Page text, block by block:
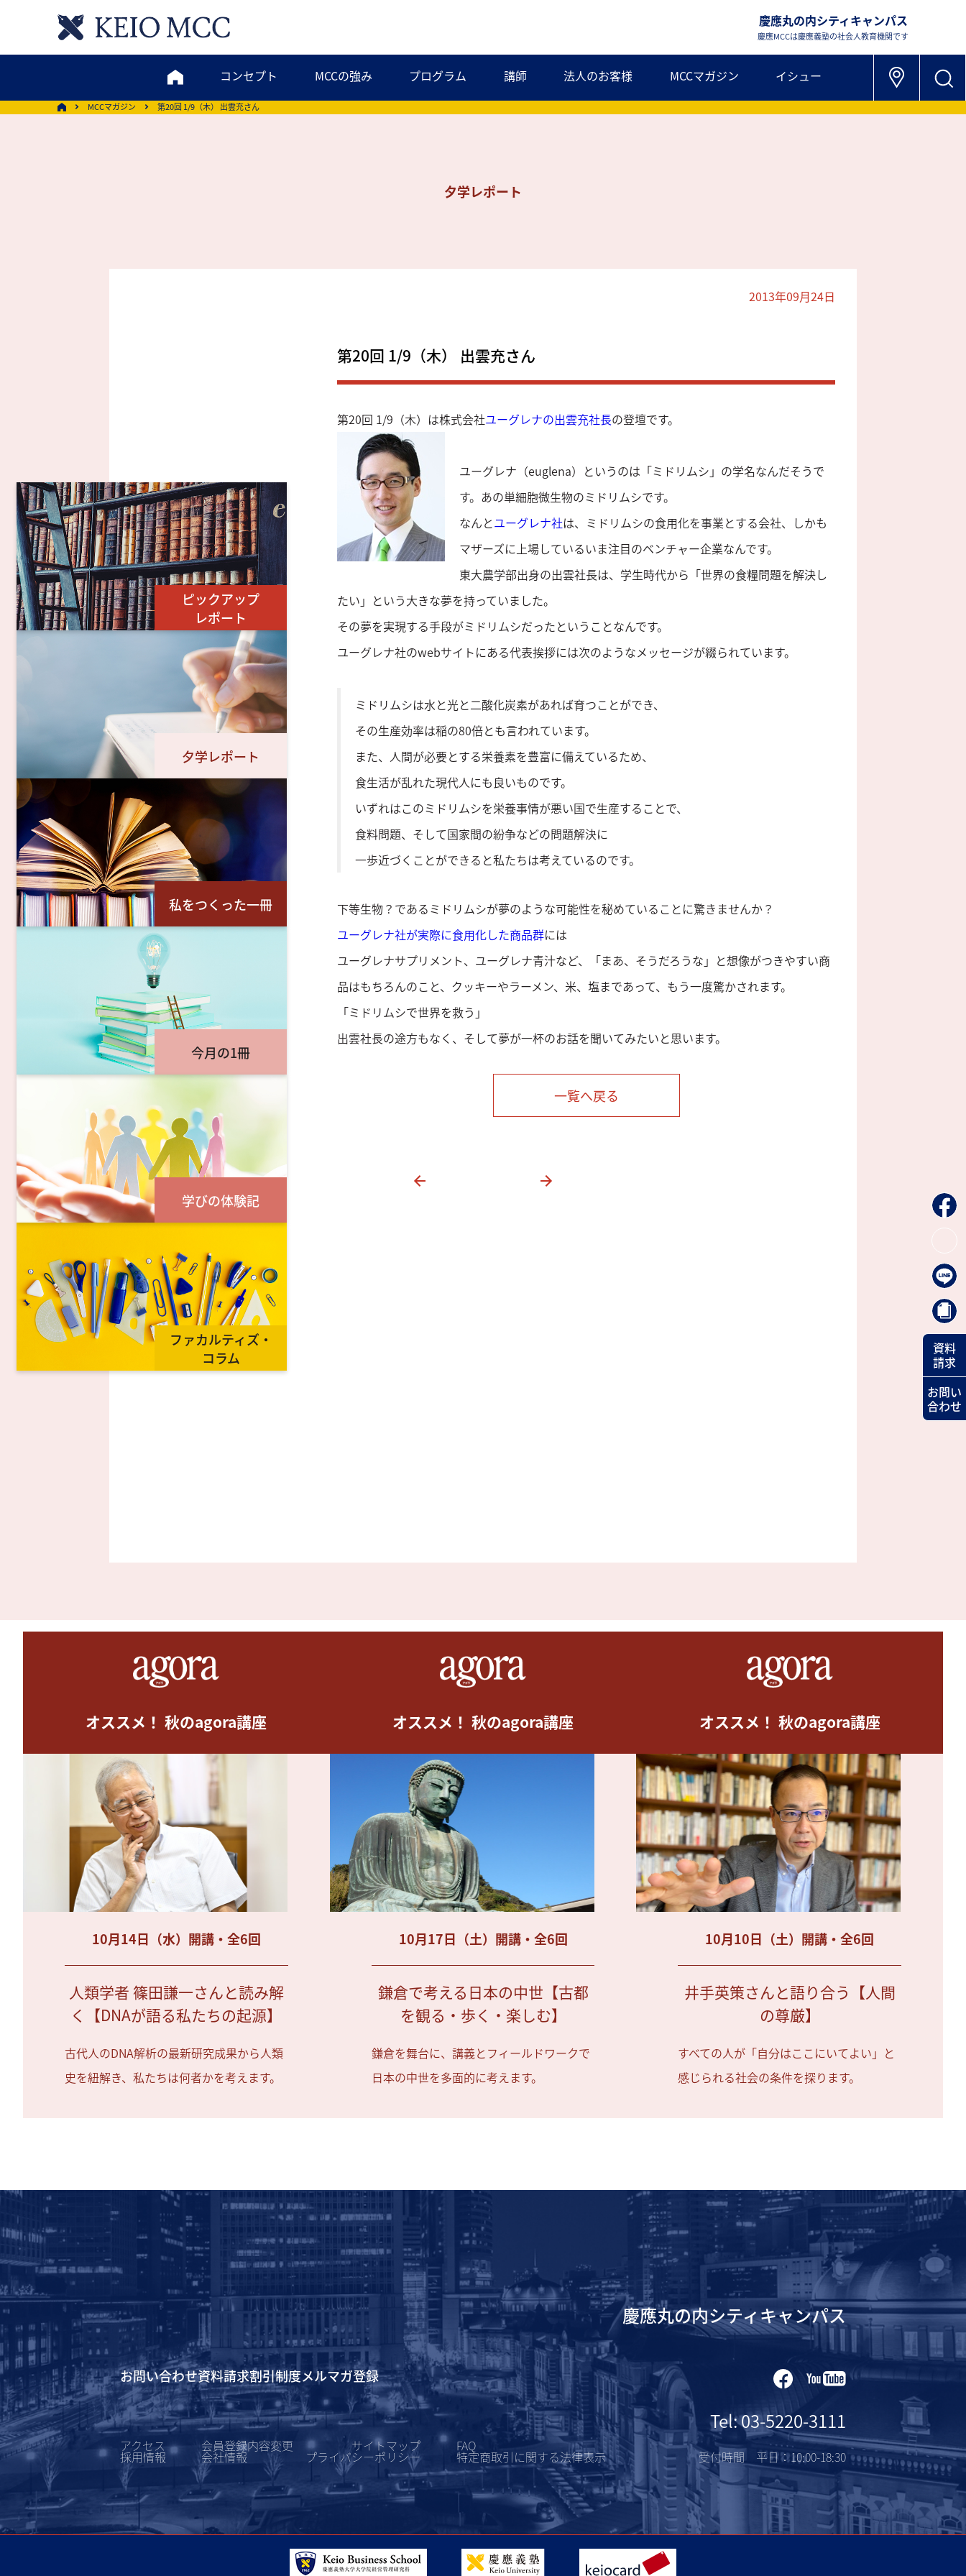
慶應丸の内シティキャンパス
慶應MCCは慶應義塾の社会人教育機関です
コンセプト MCCの強み プログラム 講師 法人のお客様 MCCマガジン イシュー
MCCマガジン 第20回 1/9（木） 出雲充さん
夕学レポート
2013年09月24日
第20回 1/9（木） 出雲充さん
第20回 1/9（木）は株式会社ユーグレナの出雲充社長の登壇です。
ユーグレナ（euglena）というのは「ミドリムシ」の学名なんだそうで
す。あの単細胞微生物のミドリムシです。
なんとユーグレナ社は、ミドリムシの食用化を事業とする会社、しかも
マザーズに上場しているいま注目のベンチャー企業なんです。
東大農学部出身の出雲社長は、学生時代から「世界の食糧問題を解決し
たい」という大きな夢を持っていました。
その夢を実現する手段がミドリムシだったということなんです。
ユーグレナ社のwebサイトにある代表挨拶には次のようなメッセージが綴られています。
ミドリムシは水と光と二酸化炭素があれば育つことができ、
その生産効率は稲の80倍とも言われています。
また、人間が必要とする栄養素を豊富に備えているため、
食生活が乱れた現代人にも良いものです。
いずれはこのミドリムシを栄養事情が悪い国で生産することで、
食料問題、そして国家間の紛争などの問題解決に
一歩近づくことができると私たちは考えているのです。
下等生物？であるミドリムシが夢のような可能性を秘めていることに驚きませんか？
ユーグレナ社が実際に食用化した商品群には
ユーグレナサプリメント、ユーグレナ青汁など、「まあ、そうだろうな」と想像がつきやすい商
品はもちろんのこと、クッキーやラーメン、米、塩まであって、もう一度驚かされます。
「ミドリムシで世界を救う」
出雲社長の途方もなく、そして夢が一杯のお話を聞いてみたいと思います。
一覧へ戻る
ピックアップ
レポート
夕学レポート
私をつくった一冊
今月の1冊
学びの体験記
ファカルティズ・
コラム
オススメ！ 秋のagora講座
10月14日（水）開講・全6回
人類学者 篠田謙一さんと読み解
く【DNAが語る私たちの起源】
古代人のDNA解析の最新研究成果から人類
史を紐解き、私たちは何者かを考えます。
オススメ！ 秋のagora講座
10月17日（土）開講・全6回
鎌倉で考える日本の中世【古都
を観る・歩く・楽しむ】
鎌倉を舞台に、講義とフィールドワークで
日本の中世を多面的に考えます。
オススメ！ 秋のagora講座
10月10日（土）開講・全6回
井手英策さんと語り合う【人間
の尊厳】
すべての人が「自分はここにいてよい」と
感じられる社会の条件を探ります。
資料
請求
お問い
合わせ
慶應丸の内シティキャンパス
お問い合わせ資料請求割引制度メルマガ登録
アクセス 会員登録内容変更 サイトマップ FAQ
採用情報 会社情報 プライバシーポリシー 特定商取引に関する法律表示
Tel: 03-5220-3111
受付時間 平日：10:00-18:30